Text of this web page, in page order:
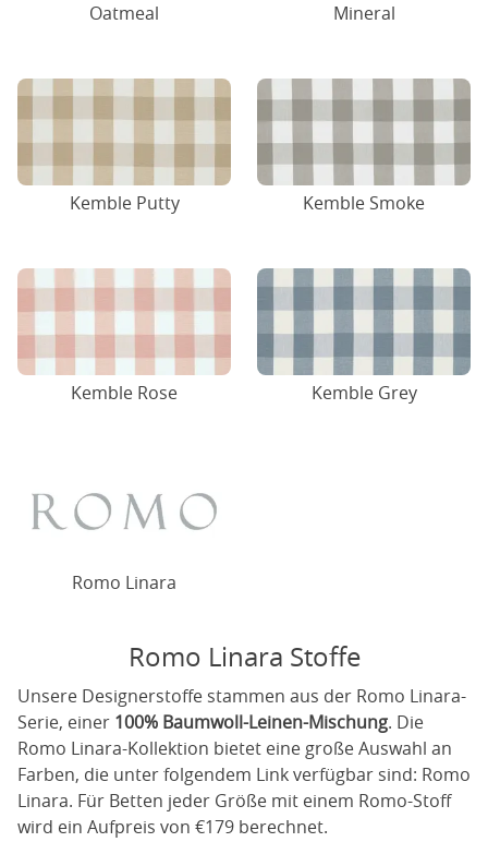
Oatmeal Mineral
Kemble Putty Kemble Smoke
Kemble Rose Kemble Grey
Romo Linara
Romo Linara Stoffe
Unsere Designerstoffe stammen aus der Romo Linara-
Serie, einer 100% Baumwoll-Leinen-Mischung. Die
Romo Linara-Kollektion bietet eine große Auswahl an
Farben, die unter folgendem Link verfügbar sind: Romo
Linara. Für Betten jeder Größe mit einem Romo-Stoff
wird ein Aufpreis von €179 berechnet.